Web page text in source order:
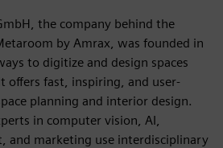
the company behind the
by Amrax, was founded in
to digitize and design spaces
offers fast, inspiring, and user-
planning and interior design.
in computer vision, AI,
and marketing use interdisciplinary